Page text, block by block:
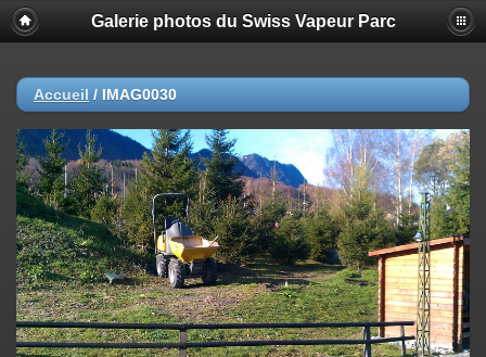
Galerie photos du Swiss Vapeur Parc
Accueil / IMAG0030